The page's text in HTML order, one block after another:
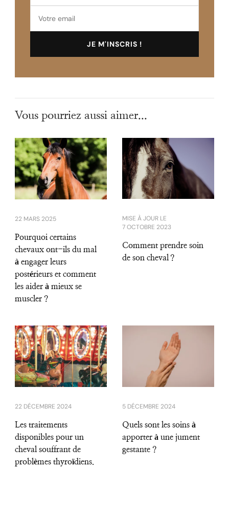
Vous pourriez aussi aimer...
22 MARS 2025
Pourquoi certains
chevaux ont-ils du mal
à engager leurs
postérieurs et comment
les aider à mieux se
muscler ?
MISE À JOUR LE
7 OCTOBRE 2023
Comment prendre soin
de son cheval ?
22 DÉCEMBRE 2024
Les traitements
disponibles pour un
cheval souffrant de
problèmes thyroïdiens.
5 DÉCEMBRE 2024
Quels sont les soins à
apporter à une jument
gestante ?